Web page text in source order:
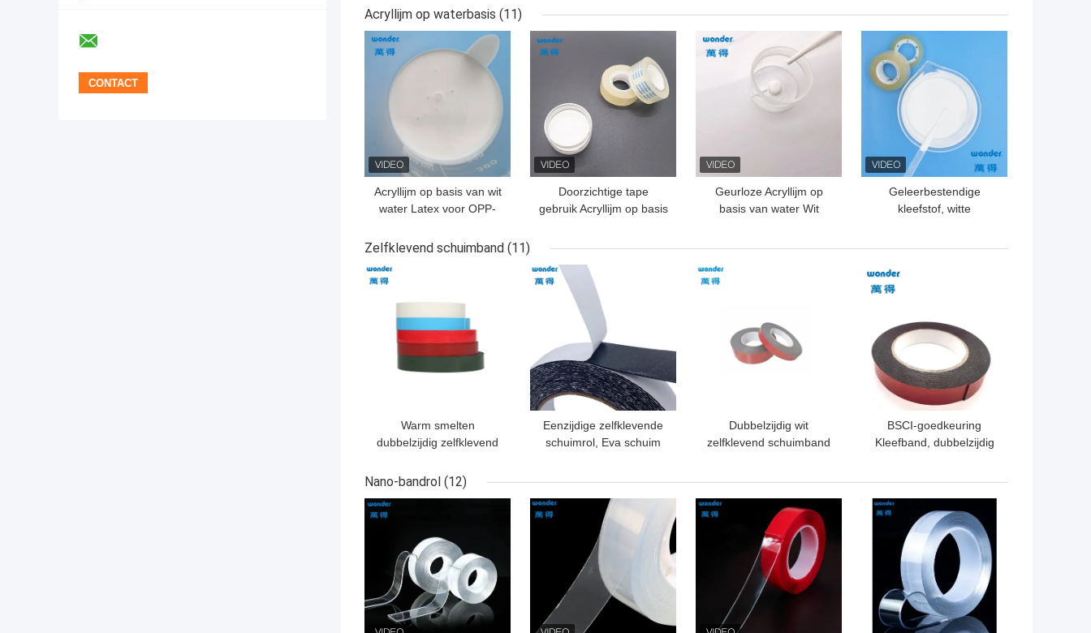
lijm voor veelzijdige
Acryllijm op waterbasis (11)
Acryllijm op basis van wit
water Latex voor OPP-
BESTE PRIJS
Doorzichtige tape
gebruik Acryllijm op basis
BESTE PRIJS
Geurloze Acryllijm op
basis van water Wit
BESTE PRIJS
Geleerbestendige
kleefstof, witte
BESTE PRIJS
Zelfklevend schuimband (11)
Warm smelten
dubbelzijdig zelfklevend
PE schuimband
BESTE PRIJS
Eenzijdige zelfklevende
schuimrol, Eva schuim
BESTE PRIJS
Dubbelzijdig wit
zelfklevend schuimband
BESTE PRIJS
BSCI-goedkeuring
Kleefband, dubbelzijdig
BESTE PRIJS
Nano-bandrol (12)
BESTE PRIJS BESTE PRIJS BESTE PRIJS BESTE PRIJS